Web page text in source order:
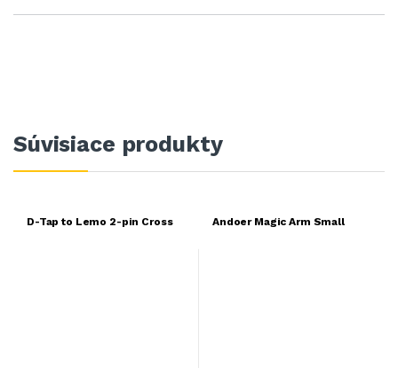
Súvisiace produkty
D-Tap to Lemo 2-pin Cross Andoer Magic Arm Small